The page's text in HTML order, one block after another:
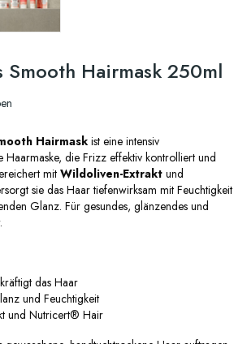
Smooth Hairmask 250ml
Hairmask ist eine intensiv
Haarmaske, die Frizz effektiv kontrolliert und
mit Wildoliven-Extrakt und
sie das Haar tiefenwirksam mit Feuchtigkeit
Glanz. Für gesundes, glänzendes und
das Haar
und Feuchtigkeit
und Nutricert® Hair